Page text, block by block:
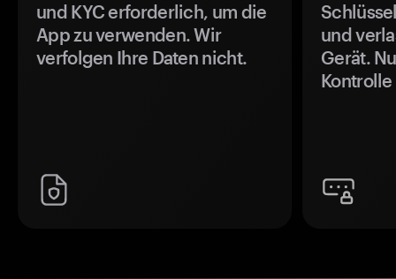
und KYC erforderlich, um die
App zu verwenden. Wir
verfolgen Ihre Daten nicht.
und
Gerät.